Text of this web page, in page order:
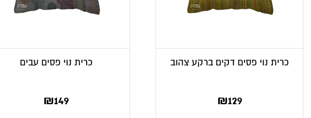
כרית נוי פסים דקים ברקע צהוב
₪129
כרית נוי פסים עבים
₪149